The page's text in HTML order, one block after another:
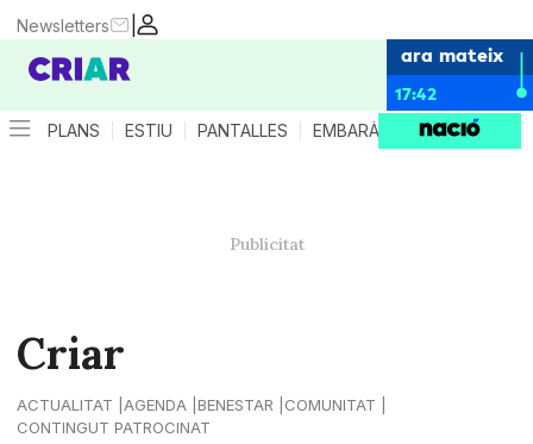
|
Newsletters
ara mateix
17:42
PLANS ESTIU PANTALLES EMBARÀS CRIANÇA
Criar
ACTUALITAT AGENDA BENESTAR
COMUNITAT
CONTINGUT PATROCINAT